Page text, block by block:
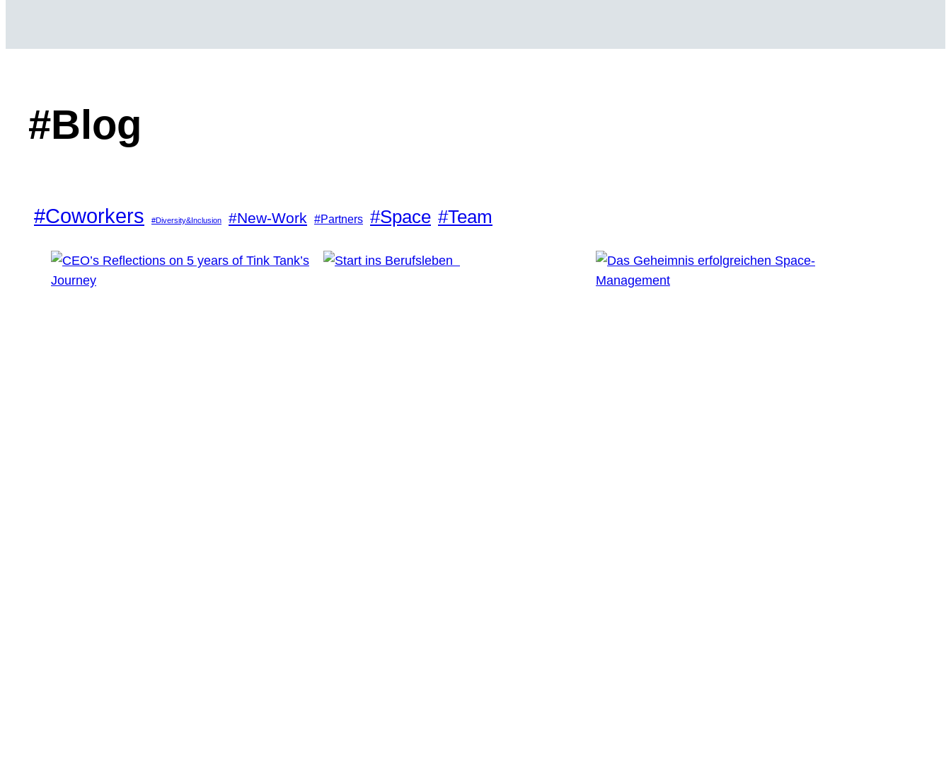
#Blog
#Coworkers #Diversity&Inclusion #New-Work #Partners #Space #Team